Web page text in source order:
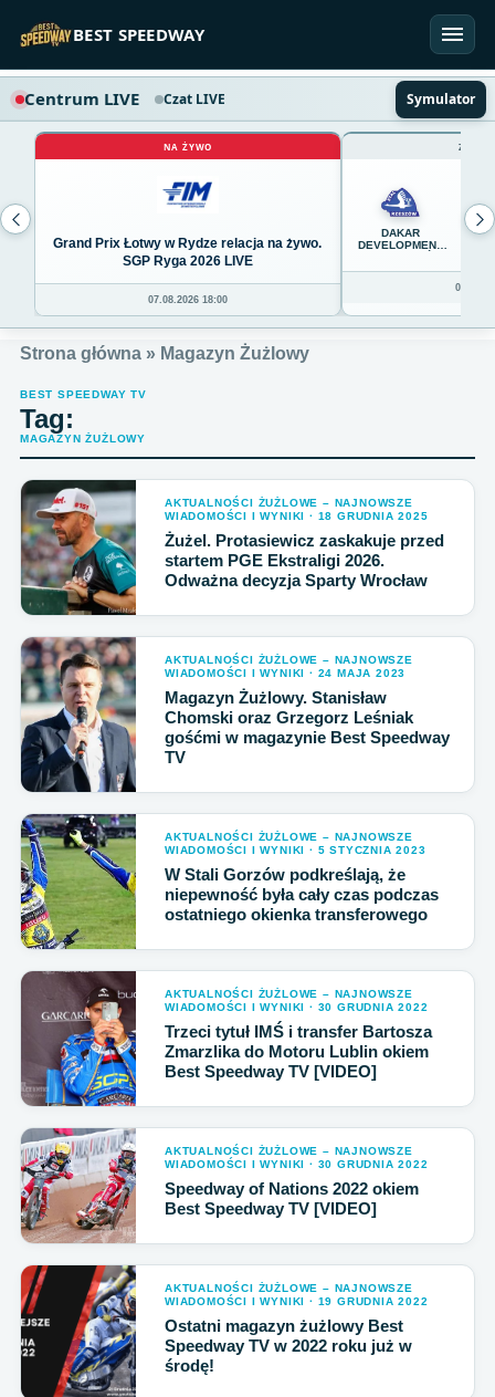
BEST SPEEDWAY
Centrum LIVE Czat LIVE Symulator
NA ŻYWO
Grand Prix Łotwy w Rydze relacja na żywo.
SGP Ryga 2026 LIVE
07.08.2026 18:00
DAKAR
DEVELOPMENT
45
Strona główna » Magazyn Żużlowy
BEST SPEEDWAY TV
Tag:
MAGAZYN ŻUŻLOWY
AKTUALNOŚCI ŻUŻLOWE – NAJNOWSZE
WIADOMOŚCI I WYNIKI · 18 GRUDNIA 2025
Żużel. Protasiewicz zaskakuje przed
startem PGE Ekstraligi 2026.
Odważna decyzja Sparty Wrocław
AKTUALNOŚCI ŻUŻLOWE – NAJNOWSZE
WIADOMOŚCI I WYNIKI · 24 MAJA 2023
Magazyn Żużlowy. Stanisław
Chomski oraz Grzegorz Leśniak
gośćmi w magazynie Best Speedway
TV
AKTUALNOŚCI ŻUŻLOWE – NAJNOWSZE
WIADOMOŚCI I WYNIKI · 5 STYCZNIA 2023
W Stali Gorzów podkreślają, że
niepewność była cały czas podczas
ostatniego okienka transferowego
AKTUALNOŚCI ŻUŻLOWE – NAJNOWSZE
WIADOMOŚCI I WYNIKI · 30 GRUDNIA 2022
Trzeci tytuł IMŚ i transfer Bartosza
Zmarzlika do Motoru Lublin okiem
Best Speedway TV [VIDEO]
AKTUALNOŚCI ŻUŻLOWE – NAJNOWSZE
WIADOMOŚCI I WYNIKI · 30 GRUDNIA 2022
Speedway of Nations 2022 okiem
Best Speedway TV [VIDEO]
AKTUALNOŚCI ŻUŻLOWE – NAJNOWSZE
WIADOMOŚCI I WYNIKI · 19 GRUDNIA 2022
Ostatni magazyn żużlowy Best
Speedway TV w 2022 roku już w
środę!